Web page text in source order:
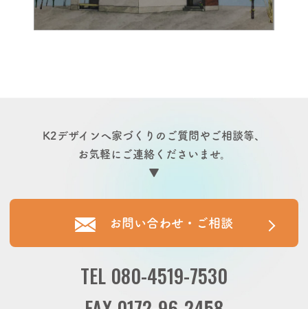
K2デザインへ家づくりのご質問やご相談等、
お気軽にご連絡くださいませ。
▼
お問い合わせ・ご相談
TEL 080-4519-7530